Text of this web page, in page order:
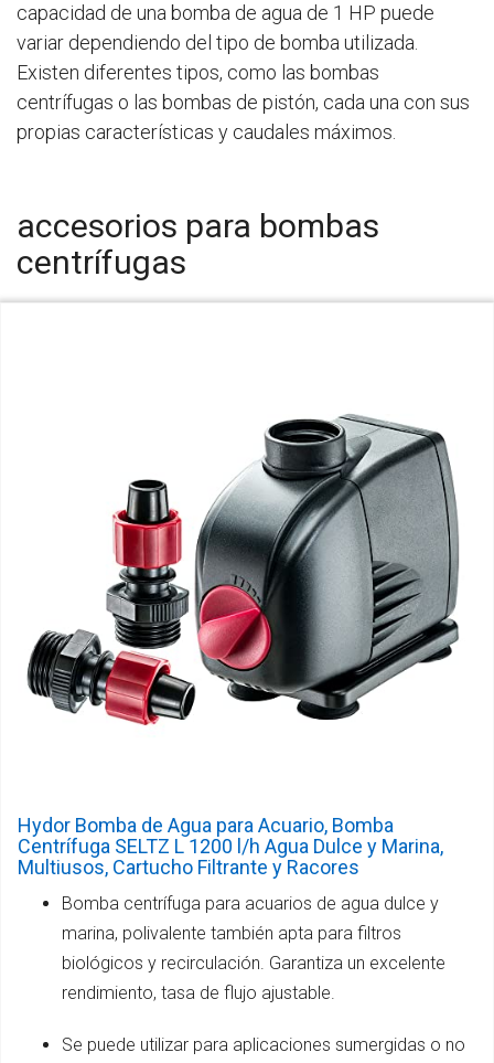
capacidad de una bomba de agua de 1 HP puede
variar dependiendo del tipo de bomba utilizada.
Existen diferentes tipos, como las bombas
centrífugas o las bombas de pistón, cada una con sus
propias características y caudales máximos.
accesorios para bombas
centrífugas
Hydor Bomba de Agua para Acuario, Bomba
Centrífuga SELTZ L 1200 l/h Agua Dulce y Marina,
Multiusos, Cartucho Filtrante y Racores
Bomba centrífuga para acuarios de agua dulce y
marina, polivalente también apta para filtros
biológicos y recirculación. Garantiza un excelente
rendimiento, tasa de flujo ajustable.
Se puede utilizar para aplicaciones sumergidas o no